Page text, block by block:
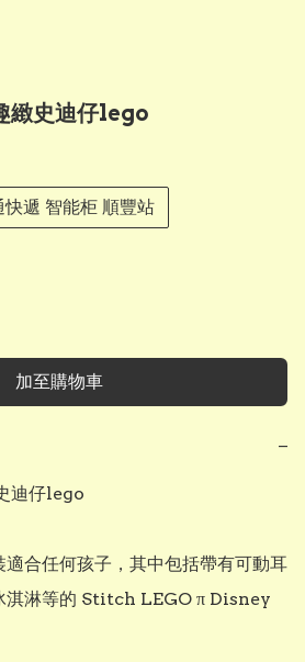
緻史迪仔lego
快遞 智能柜 順豐站
加至購物車
−
迪仔lego
合任何孩子，其中包括帶有可動耳
淇淋等的 Stitch LEGO π Disney